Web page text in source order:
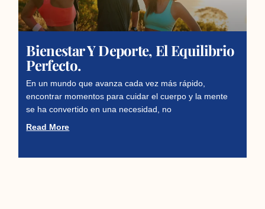
Bienestar Y Deporte, El Equilibrio
Perfecto.
En un mundo que avanza cada vez más rápido,
encontrar momentos para cuidar el cuerpo y la mente
se ha convertido en una necesidad, no
Read More